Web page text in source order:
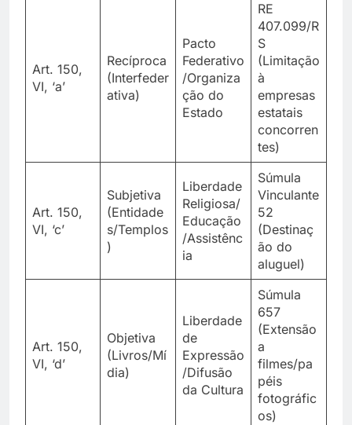
Art. 150,
VI, ‘a’
Recíproca
(Interfeder
ativa)
Pacto
Federativo
/Organiza
ção do
Estado
RE
407.099/R
S
(Limitação
à
empresas
estatais
concorren
tes)
Art. 150,
VI, ‘c’
Subjetiva
(Entidade
s/Templos
)
Liberdade
Religiosa/
Educação
/Assistênc
ia
Súmula
Vinculante
52
(Destinaç
ão do
aluguel)
Art. 150,
VI, ‘d’
Objetiva
(Livros/Mí
dia)
Liberdade
de
Expressão
/Difusão
da Cultura
Súmula
657
(Extensão
a
filmes/pa
péis
fotográfic
os)